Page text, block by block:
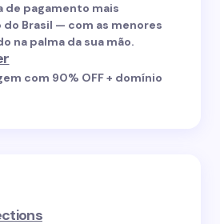
de pagamento mais
Brasil — com as menores
na palma da sua mão.
com 90% OFF + domínio